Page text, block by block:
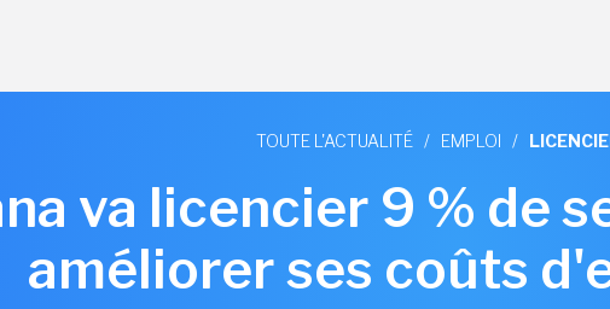
TOUTE L'ACTUALITÉ / EMPLOI /
va licencier 9 % de
améliorer ses coûts